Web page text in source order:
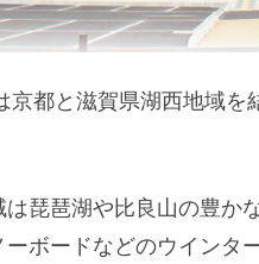
京都と滋賀県湖西地域
琵琶湖や比良山の豊か
ボードなどのウインタ